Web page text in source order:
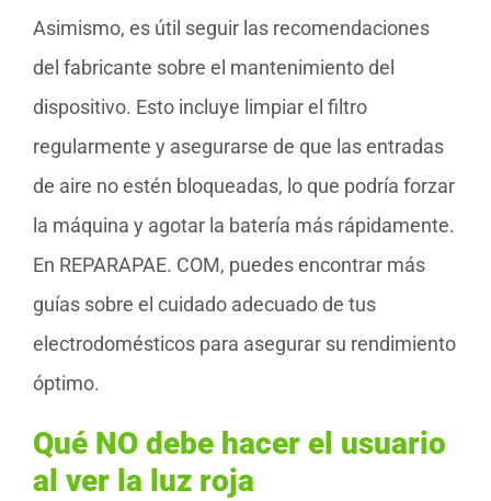
Asimismo, es útil seguir las recomendaciones
del fabricante sobre el mantenimiento del
dispositivo. Esto incluye limpiar el filtro
regularmente y asegurarse de que las entradas
de aire no estén bloqueadas, lo que podría forzar
la máquina y agotar la batería más rápidamente.
En REPARAPAE. COM, puedes encontrar más
guías sobre el cuidado adecuado de tus
electrodomésticos para asegurar su rendimiento
óptimo.
Qué NO debe hacer el usuario
al ver la luz roja